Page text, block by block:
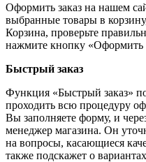
Оформить заказ на нашем
выбранные товары в
Корзина, проверьте
нажмите кнопку «Оформить
Быстрый заказ
Функция «Быстрый заказ»
проходить всю процедуру
Вы заполняете форму, и
менеджер магазина. Он
на вопросы, касающиеся
также подскажет о